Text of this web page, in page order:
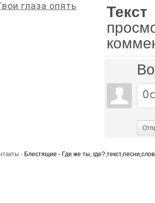
глаза опять
· Блестящие - Где же ты,